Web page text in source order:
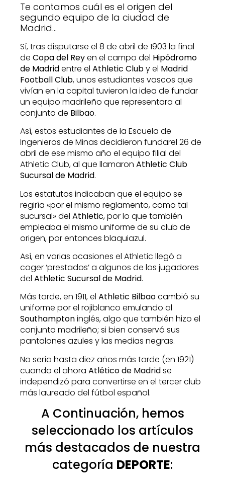
Te contamos cuál es el origen del
segundo equipo de la ciudad de
Madrid…
Sí, tras disputarse el 8 de abril de 1903 la final
de Copa del Reyen el campo del Hipódromo
de Madridentre el Athletic Cluby el Madrid
Football Club, unos estudiantes vascos que
vivían en la capital tuvieron la idea de fundar
un equipo madrileño que representara al
conjunto de Bilbao.
Así, estos estudiantes de la Escuela de
Ingenieros de Minas decidieron fundarel 26 de
abril de ese mismo año el equipo filial del
Athletic Club, al que llamaron Athletic Club
Sucursal de Madrid.
Los estatutos indicaban que el equipo se
regiría «por el mismo reglamento, como tal
sucursal» del Athletic, por lo que también
empleaba el mismo uniforme de su club de
origen, por entonces blaquiazul.
Así, en varias ocasiones el Athletic llegó a
coger ‘prestados’ a algunos de los jugadores
del Athletic Sucursal de Madrid.
Más tarde, en 1911, el Athletic Bilbaocambió su
uniforme por el rojiblanco emulando al
Southamptoninglés, algo que también hizo el
conjunto madrileño; si bien conservó sus
pantalones azules y las medias negras.
No sería hasta diez años más tarde (en 1921)
cuando el ahora Atlético de Madridse
independizó para convertirse en el tercer club
más laureado del fútbol español.
A Continuación, hemos
seleccionado los artículos
más destacados de nuestra
categoría DEPORTE: